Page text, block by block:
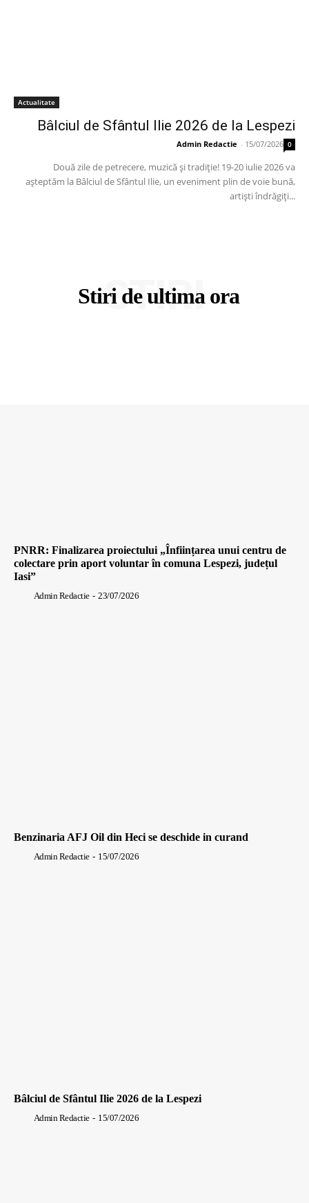
Actualitate
Bâlciul de Sfântul Ilie 2026 de la Lespezi
Admin Redactie - 15/07/2026 0
Două zile de petrecere, muzică și tradiție! 19-20 iulie 2026 va
așteptăm la Bâlciul de Sfântul Ilie, un eveniment plin de voie bună,
artiști îndrăgiți...
Stiri de ultima ora
STIRI
PNRR: Finalizarea proiectului „Înființarea unui centru de
colectare prin aport voluntar în comuna Lespezi, județul
Iasi”
Admin Redactie - 23/07/2026
Benzinaria AFJ Oil din Heci se deschide in curand
Admin Redactie - 15/07/2026
Bâlciul de Sfântul Ilie 2026 de la Lespezi
Admin Redactie - 15/07/2026